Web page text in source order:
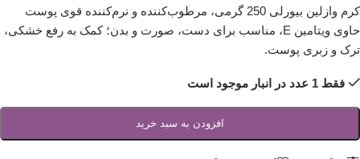
کرم وازلین بیورلی 250 گرمی، مرطوب‌کننده و نرم‌کننده قوی پوست
حاوی ویتامین E، مناسب برای دست، صورت و بدن؛ کمک به رفع خشکی،
ترک و زبری پوست.
فقط 1 عدد در انبار موجود است
افزودن به سبد خرید